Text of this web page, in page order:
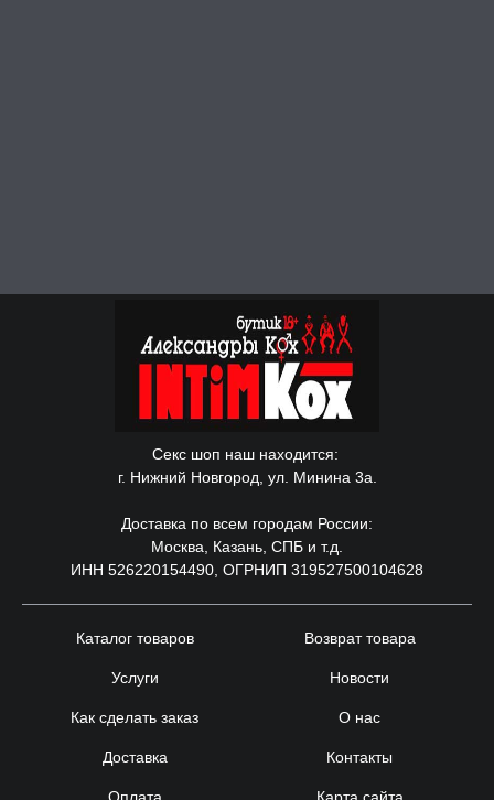
Секс шоп наш находится:
г. Нижний Новгород, ул. Минина 3а.
Доставка по всем городам России:
Москва, Казань, СПБ и т.д.
ИНН 526220154490, ОГРНИП 319527500104628
Каталог товаров
Услуги
Как сделать заказ
Доставка
Возврат товара
Новости
О нас
Контакты